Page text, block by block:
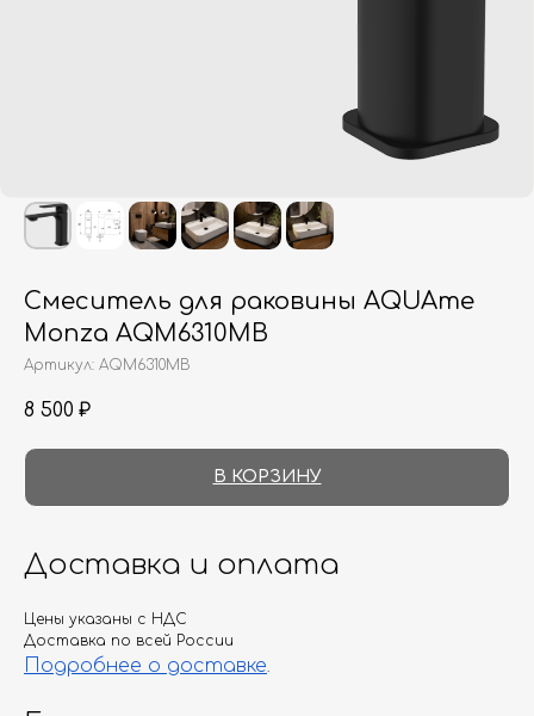
Смеситель для раковины AQUAme
Monza AQM6310MB
Артикул: AQM6310MB
8 500 ₽
В КОРЗИНУ
Доставка и оплата
Цены указаны с НДС
Доставка по всей России
Подробнее о доставке.